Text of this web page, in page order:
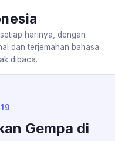
harinya, dengan
dan terjemahan bahasa
dibaca.
Gempa di